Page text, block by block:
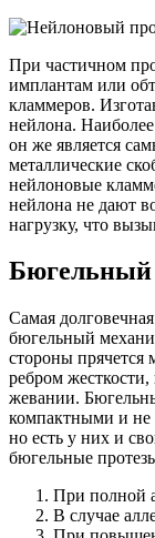
При частичном
имплантам или
кламмеров.
нейлона.
он же является
металлические
нейлоновые
нейлона не дают
нагрузку, что
Бюгельный
Самая
бюгельный
стороны прячется
ребром
жевании.
компактными и не
но есть у них и
бюгельные
При полной
В случае